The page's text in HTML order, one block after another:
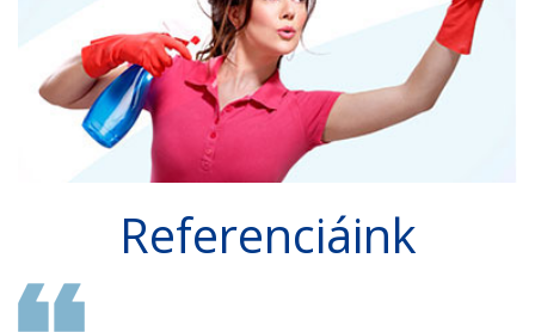
Referenciáink